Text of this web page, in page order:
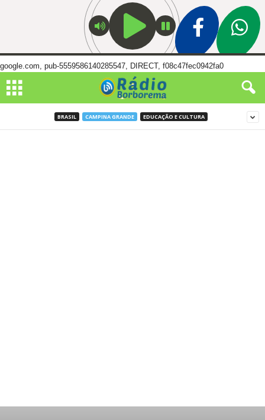
google.com, pub-5559586140285547, DIRECT, f08c47fec0942fa0
BRASIL CAMPINA GRANDE EDUCAÇÃO E CULTURA